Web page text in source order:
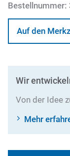
Bestellnummer:
Auf den
Wir
Von der Idee
Mehr